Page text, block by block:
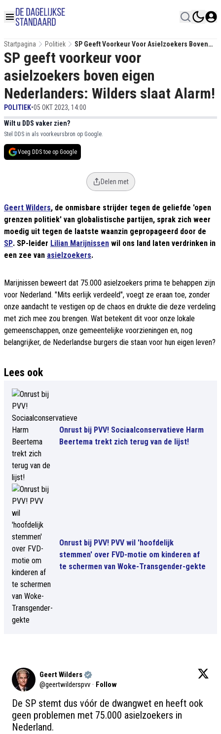
Startpagina Politiek
SP Geeft Voorkeur Voor Asielzoekers Boven
Eigen Nederlanders: Wilders Slaat Alarm!
SP geeft voorkeur voor
asielzoekers boven eigen
Nederlanders: Wilders slaat Alarm!
POLITIEK•05 OKT 2023, 14:00
Wilt u DDS vaker zien?
Stel DDS in als voorkeursbron op Google.
Voeg DDS toe op Google
Delen met
Geert Wilders, de onmisbare strijder tegen de geliefde 'open
grenzen politiek' van globalistische partijen, sprak zich weer
moedig uit tegen de laatste waanzin gepropageerd door de
SP. SP-leider Lilian Marijnissen wil ons land laten verdrinken in
een zee van asielzoekers.
Marijnissen beweert dat 75.000 asielzoekers prima te behappen zijn
voor Nederland. "Mits eerlijk verdeeld", voegt ze eraan toe, zonder
onze aandacht te vestigen op de chaos en drukte die deze verdeling
met zich mee zou brengen. Wat betekent dit voor onze lokale
gemeenschappen, onze gemeentelijke voorzieningen en, nog
belangrijker, de Nederlandse burgers die staan voor hun eigen leven?
Lees ook
Onrust bij PVV! Sociaalconservatieve Harm
Beertema trekt zich terug van de lijst!
Onrust bij PVV! PVV wil 'hoofdelijk
stemmen' over FVD-motie om kinderen af
te schermen van Woke-Transgender-gekte
Geert Wilders
@geertwilderspvv · Follow
De SP stemt dus vóór de dwangwet en heeft ook
geen problemen met 75.000 asielzoekers in
Nederland.